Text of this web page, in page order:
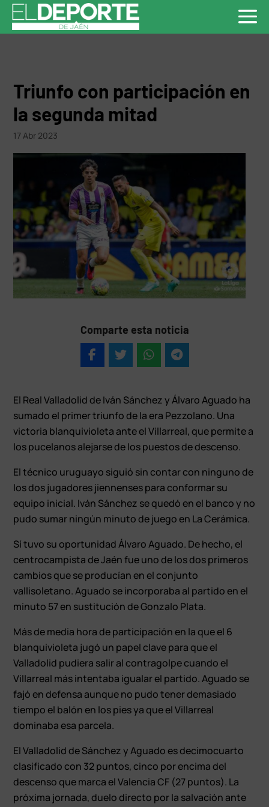
Triunfo con participación en
la segunda mitad
17 Abr 2023
Comparte esta noticia
El Real Valladolid de Iván Sánchez y Álvaro Aguado ha
sumado el primer triunfo de la era Pezzolano. Una
victoria blanquivioleta ante el Villarreal, que permite a
los pucelanos alejarse de los puestos de descenso.
El técnico uruguayo siguió sin contar con ninguno de
los dos jugadores jiennenses para conformar su
equipo inicial. Iván Sánchez se quedó en el banco y no
pudo sumar ningún minuto de juego en La Cerámica.
Sí tuvo su oportunidad Álvaro Aguado. De hecho, el
centrocampista de Jaén fue uno de los dos primeros
cambios que se producían en el conjunto
vallisoletano. Aguado se incorporaba al partido en el
minuto 57 en sustitución de Gonzalo Plata.
Más de media hora de participación en la que el 6
blanquivioleta jugó un papel clave para que el
Valladolid pudiera salir al contragolpe cuando el
Villarreal más intentaba igualar el partido. Aguado se
fajó en defensa aunque no pudo tener demasiado
tiempo el balón en los pies ya que el Villarreal
dominaba esa parcela.
El Valladolid de Sánchez y Aguado es decimocuarto
clasificado con 32 puntos, cinco por encima del
descenso que marca el Valencia CF (27 puntos). La
próxima jornada, duelo directo por la salvación ante